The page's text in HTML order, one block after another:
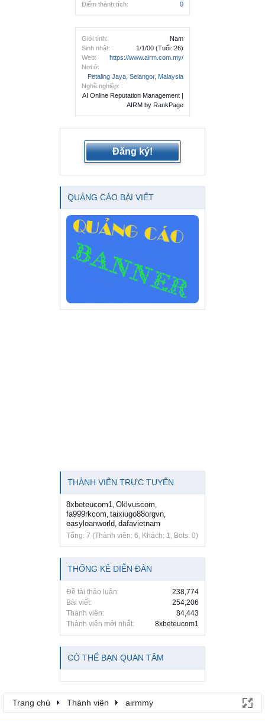
Điểm thành tích:
0
Giới tính:
Nam
Sinh nhật:
1/1/00 (Tuổi: 26)
Web:
https://www.airm.com.my/
Nơi ở:
Petaling Jaya, Selangor, Malaysia
Nghề nghiệp:
AI Online Reputation Management |
AIRM by RankPage
Đăng ký!
QUẢNG CÁO BÀI VIẾT
THÀNH VIÊN TRỰC TUYẾN
8xbeteucom1, Oklvuscom,
fa999rkcom, taixiugo88orgvn,
easyloanworld, dafavietnam
Tổng: 7 (Thành viên: 6, Khách: 1, Bots: 0)
THỐNG KÊ DIỄN ĐÀN
Đề tài thảo luận:
238,774
Bài viết:
254,206
Thành viên:
84,443
Thành viên mới nhất:
8xbeteucom1
CÓ THỂ BẠN QUAN TÂM
Trang chủ Thành viên airmmy